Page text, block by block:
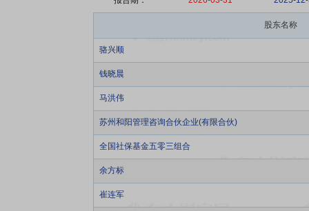
股东名称
骆兴顺
钱晓晨
马洪伟
苏州和阳管理咨询合伙企业(有限合伙)
全国社保基金五零三组合
余方标
崔连军